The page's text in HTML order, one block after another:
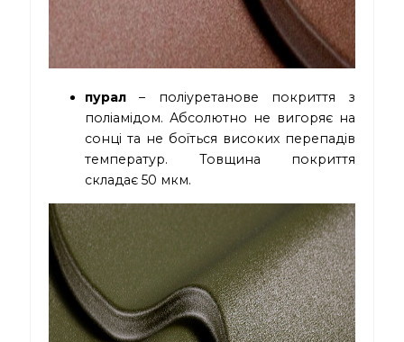
пурал – поліуретанове покриття з
поліамідом. Абсолютно не вигоряє на
сонці та не боїться високих перепадів
температур. Товщина покриття
складає 50 мкм.